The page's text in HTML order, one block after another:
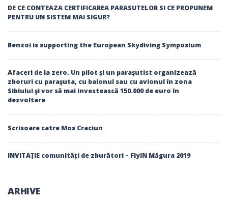
DE CE CONTEAZA CERTIFICAREA PARASUTELOR SI CE PROPUNEM
PENTRU UN SISTEM MAI SIGUR?
Benzoi is supporting the European Skydiving Symposium
Afaceri de la zero. Un pilot şi un paraşutist organizează
zboruri cu paraşuta, cu balonul sau cu avionul în zona
Sibiului şi vor să mai investească 150.000 de euro în
dezvoltare
Scrisoare catre Mos Craciun
INVITAȚIE comunități de zburători – FlyIN Măgura 2019
ARHIVE